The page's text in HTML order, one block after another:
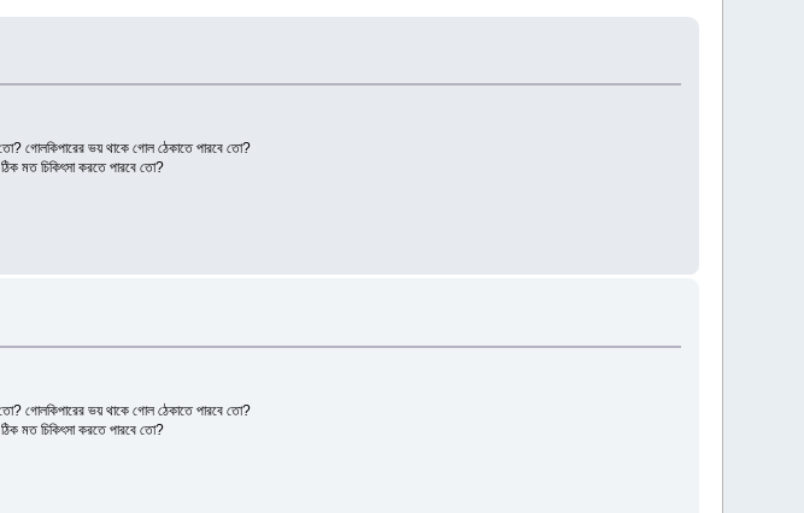
গোলকিপারের ভয় থাকে গোল ঠেকাতে পারবে তো?
মত চিকিৎসা করতে পারবে তো?
গোলকিপারের ভয় থাকে গোল ঠেকাতে পারবে তো?
মত চিকিৎসা করতে পারবে তো?